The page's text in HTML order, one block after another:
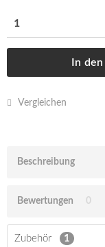
In den
Vergleichen
Beschreibung
Bewertungen 0
Zubehör 1